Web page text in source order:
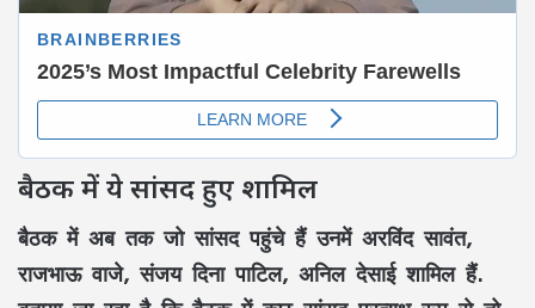
बैठक में ये सांसद हुए शामिल
बैठक में अब तक जो सांसद पहुंचे हैं उनमें अरविंद सावंत,
राजभाऊ वाजे, संजय दिना पाटिल, अनिल देसाई शामिल हैं.